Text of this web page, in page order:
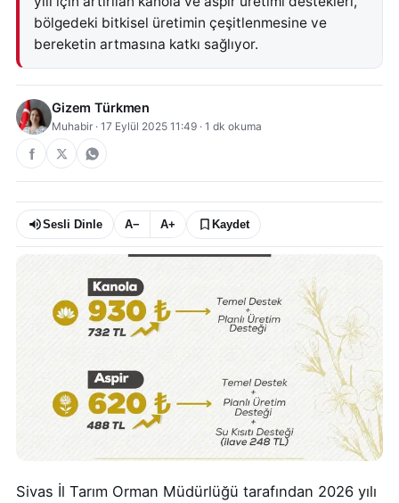
bölgedeki bitkisel üretimin çeşitlenmesine ve
bereketin artmasına katkı sağlıyor.
Gizem Türkmen
Muhabir · 17 Eylül 2025 11:49 · 1 dk okuma
Sesli Dinle A− A+ Kaydet
Sivas İl Tarım Orman Müdürlüğü tarafından 2026 yılı